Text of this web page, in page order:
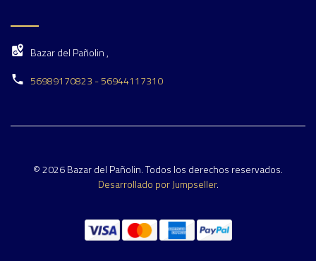
Bazar del Pañolin ,
56989170823 - 56944117310
© 2026 Bazar del Pañolin. Todos los derechos reservados.
Desarrollado por Jumpseller.